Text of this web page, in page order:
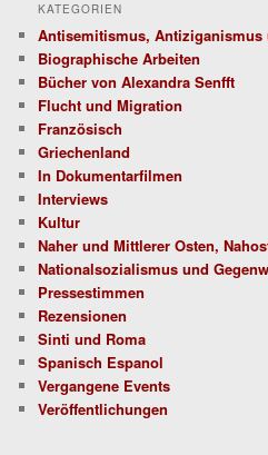
KATEGORIEN
Antisemitismus,
Biographische Arbeiten
Bücher von Alexandra Senfft
Flucht und Migration
Französisch
Griechenland
In Dokumentarfilmen
Interviews
Kultur
Naher und Mittlerer Osten,
Nationalsozialismus und
Pressestimmen
Rezensionen
Sinti und Roma
Spanisch Espanol
Vergangene Events
Veröffentlichungen